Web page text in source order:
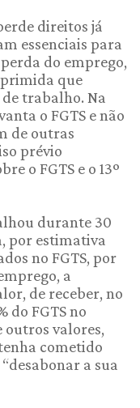
direitos já
essenciais para
do emprego,
que
trabalho. Na
o FGTS e não
de outras
prévio
o FGTS e o 13º
durante 30
por estimativa
no FGTS, por
a
de receber, no
do FGTS no
outros valores,
cometido
a sua